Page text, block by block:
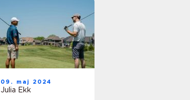
09. maj 2024
Julia Ekk